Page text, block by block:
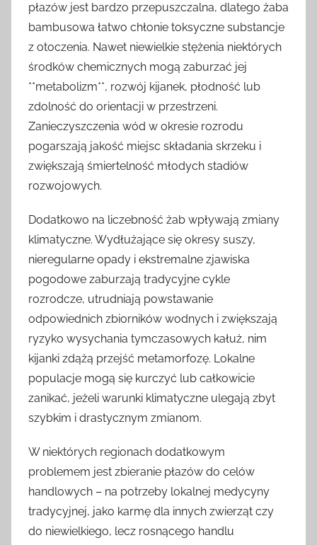
płazów jest bardzo przepuszczalna, dlatego żaba
bambusowa łatwo chłonie toksyczne substancje
z otoczenia. Nawet niewielkie stężenia niektórych
środków chemicznych mogą zaburzać jej
**metabolizm**, rozwój kijanek, płodność lub
zdolność do orientacji w przestrzeni.
Zanieczyszczenia wód w okresie rozrodu
pogarszają jakość miejsc składania skrzeku i
zwiększają śmiertelność młodych stadiów
rozwojowych.
Dodatkowo na liczebność żab wpływają zmiany
klimatyczne. Wydłużające się okresy suszy,
nieregularne opady i ekstremalne zjawiska
pogodowe zaburzają tradycyjne cykle
rozrodcze, utrudniają powstawanie
odpowiednich zbiorników wodnych i zwiększają
ryzyko wysychania tymczasowych kałuż, nim
kijanki zdążą przejść metamorfozę. Lokalne
populacje mogą się kurczyć lub całkowicie
zanikać, jeżeli warunki klimatyczne ulegają zbyt
szybkim i drastycznym zmianom.
W niektórych regionach dodatkowym
problemem jest zbieranie płazów do celów
handlowych – na potrzeby lokalnej medycyny
tradycyjnej, jako karmę dla innych zwierząt czy
do niewielkiego, lecz rosnącego handlu